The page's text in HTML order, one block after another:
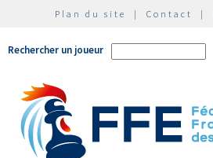
Plan du site | Contact |
Rechercher un joueur